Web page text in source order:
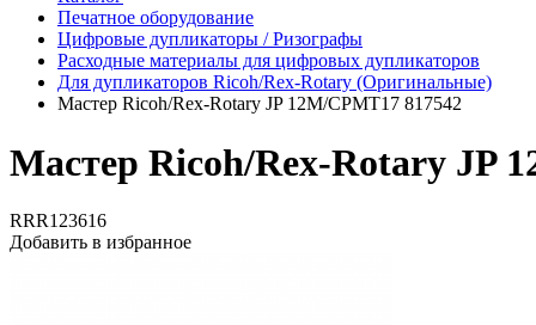
Печатное оборудование
Цифровые дупликаторы / Ризографы
Расходные материалы для цифровых дупликаторов
Для дупликаторов Ricoh/Rex-Rotary (Оригинальные)
Мастер Ricoh/Rex-Rotary JP 12M/CPMT17 817542
Мастер Ricoh/Rex-Rotary JP
RRR123616
Добавить в избранное